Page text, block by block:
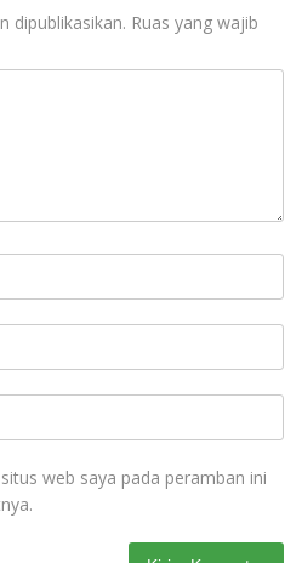
dipublikasikan. Ruas yang wajib
web saya pada peramban ini